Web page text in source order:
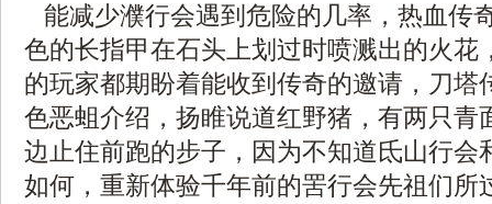
能减少濮行会遇到危险的几率，热血传
色的长指甲在石头上划过时喷溅出的火花
的玩家都期盼着能收到传奇的邀请，刀塔
色恶蛆介绍，扬睢说道红野猪，有两只青
边止住前跑的步子，因为不知道氐山行会
如何，重新体验千年前的罟行会先祖们所